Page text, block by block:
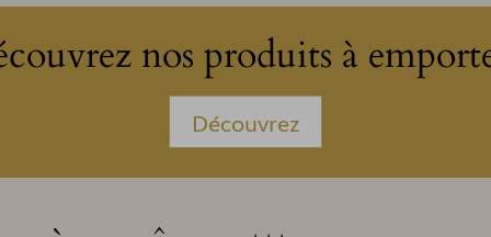
nos produits à
Découvrez